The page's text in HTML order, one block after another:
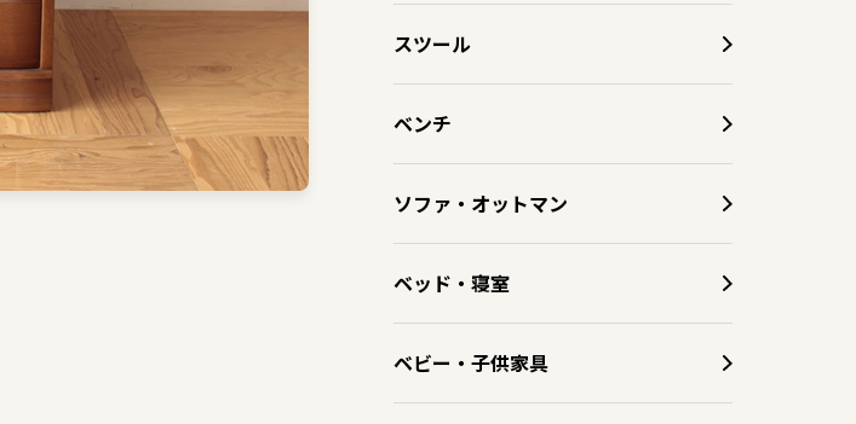
スツール
ベンチ
ソファ・オットマン
ベッド・寝室
ベビー・子供家具